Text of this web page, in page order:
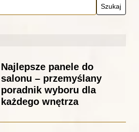
Najlepsze panele do
salonu – przemyślany
poradnik wyboru dla
każdego wnętrza